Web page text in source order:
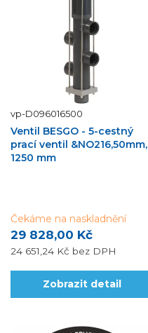
vp-D096016500
Ventil BESGO - 5-cestný
prací ventil &NO216,50mm,
1250 mm
29 828,00 Kč
24 651,24 Kč bez DPH
Čekáme na naskladnění
Zobrazit detail